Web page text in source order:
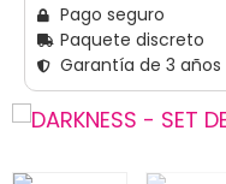
Pago seguro
Paquete discreto
Garantía de 3 años